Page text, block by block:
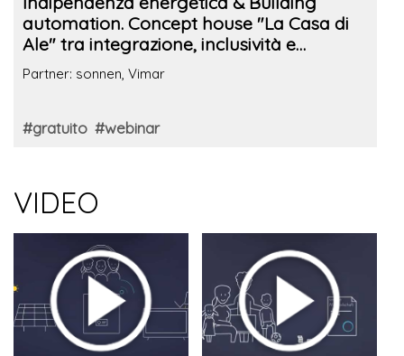
automation. Concept house "La Casa di
Ale" tra integrazione, inclusività e
sicurezza
Partner: sonnen, Vimar
#gratuito #webinar
VIDEO